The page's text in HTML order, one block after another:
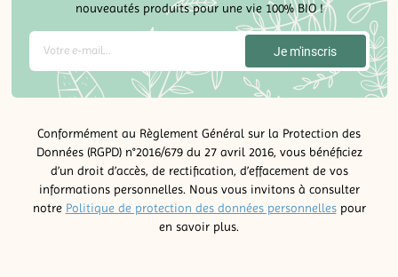
nouveautés produits pour une vie 100% BIO !
Conformément au Règlement Général sur la Protection des
Données (RGPD) n°2016/679 du 27 avril 2016, vous bénéficiez
d’un droit d’accès, de rectification, d’effacement de vos
informations personnelles. Nous vous invitons à consulter
notre Politique de protection des données personnellespour
en savoir plus.